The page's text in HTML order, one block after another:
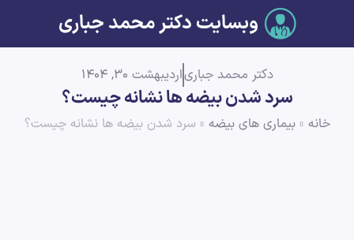
وبسایت دکتر محمد جباری
دکتر محمد جباریاردیبهشت 30, 1404
سرد شدن بیضه ها نشانه چیست؟
خانه »بیماری های بیضه » سرد شدن بیضه ها نشانه چیست؟